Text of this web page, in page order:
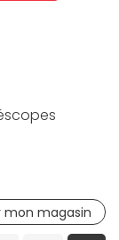
mon magasin